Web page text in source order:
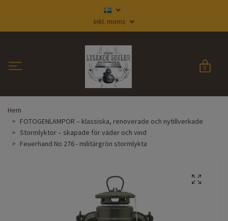
Inkl. moms
0
Hem
FOTOGENLAMPOR – klassiska, renoverade och nytillverkade
Stormlyktor – skapade för väder och vind
Feuerhand No 276 - militärgrön stormlykta